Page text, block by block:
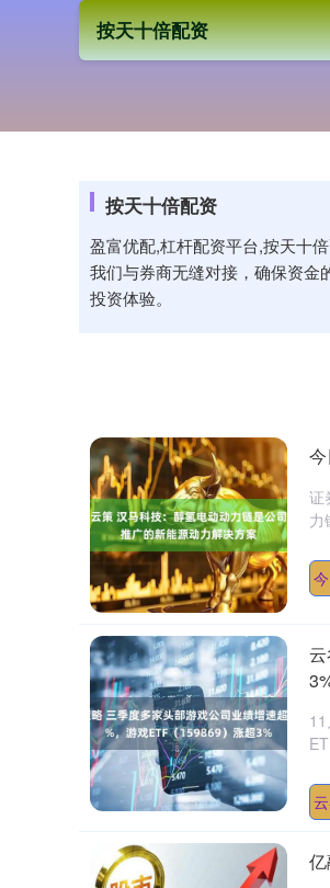
按天十倍配资
盈富优配,杠杆配资平台,按天十
我们与券商无缝对接，确保资金
投资体验。
按天十倍配资
证
力